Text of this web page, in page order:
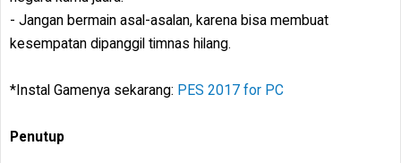
- Jangan bermain asal-asalan, karena bisa membuat
kesempatan dipanggil timnas hilang.
*Instal Gamenya sekarang: PES 2017 for PC
Penutup